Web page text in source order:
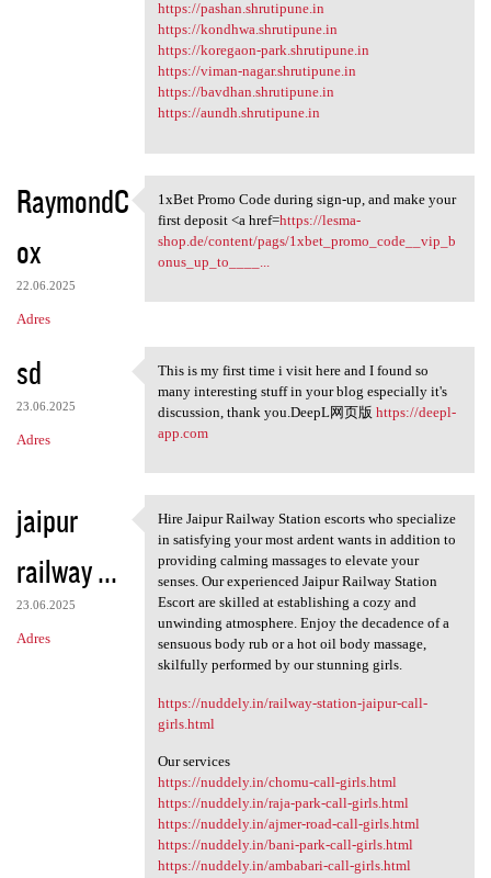
https://pashan.shrutipune.in
https://kondhwa.shrutipune.in
https://koregaon-park.shrutipune.in
https://viman-nagar.shrutipune.in
https://bavdhan.shrutipune.in
https://aundh.shrutipune.in
RaymondC
ox
22.06.2025
Adres
1xBet Promo Code during sign
1xBet Promo Code during sign-up, and make your
first deposit <a href=https://lesma-
shop.de/content/pags/1xbet_promo_code__vip_b
onus_up_to____...
sd
23.06.2025
Adres
This is my first time i visit
This is my first time i visit here and I found so
many interesting stuff in your blog especially it's
discussion, thank you.DeepL网页版 https://deepl-
app.com
jaipur
railway ...
23.06.2025
Adres
Hire Jaipur Railway Station
Hire Jaipur Railway Station escorts who specialize
in satisfying your most ardent wants in addition to
providing calming massages to elevate your
senses. Our experienced Jaipur Railway Station
Escort are skilled at establishing a cozy and
unwinding atmosphere. Enjoy the decadence of a
sensuous body rub or a hot oil body massage,
skilfully performed by our stunning girls.
https://nuddely.in/railway-station-jaipur-call-
girls.html
Our services
https://nuddely.in/chomu-call-girls.html
https://nuddely.in/raja-park-call-girls.html
https://nuddely.in/ajmer-road-call-girls.html
https://nuddely.in/bani-park-call-girls.html
https://nuddely.in/ambabari-call-girls.html